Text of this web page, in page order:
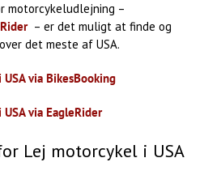
motorcykeludlejning –
– er det muligt at finde og
det meste af USA.
via BikesBooking
via EagleRider
Lej motorcykel i USA